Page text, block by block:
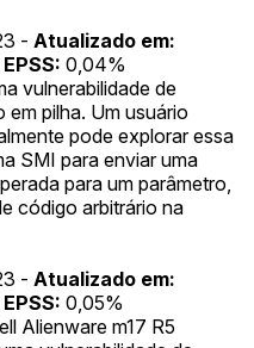
- Atualizado em:
EPSS: 0,04%
vulnerabilidade de
pilha. Um usuário
pode explorar essa
SMI para enviar uma
para um parâmetro,
código arbitrário na
- Atualizado em:
EPSS: 0,05%
Alienware m17 R5